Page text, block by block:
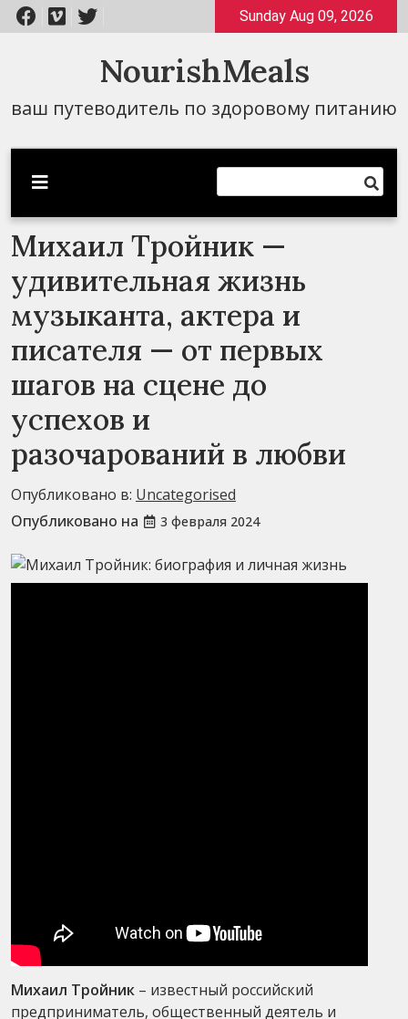
Перейти
к
Sunday Aug 09, 2026
NourishMeals
ваш путеводитель по здоровому питанию
Михаил Тройник —
удивительная жизнь
музыканта, актера и
писателя — от первых
шагов на сцене до
успехов и
разочарований в любви
Опубликовано в: Uncategorised
Опубликовано на
3 февраля 2024
Михаил Тройник – известный российский
предприниматель, общественный деятель и